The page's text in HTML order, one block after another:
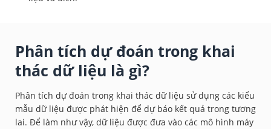
Phân tích dự đoán trong khai
thác dữ liệu là gì?
Phân tích dự đoán trong khai thác dữ liệu sử dụng các kiểu
mẫu dữ liệu được phát hiện để dự báo kết quả trong tương
lai. Để làm như vậy, dữ liệu được đưa vào các mô hình máy